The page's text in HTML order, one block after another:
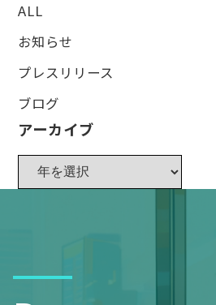
ALL
お知らせ
プレスリリース
ブログ
アーカイブ